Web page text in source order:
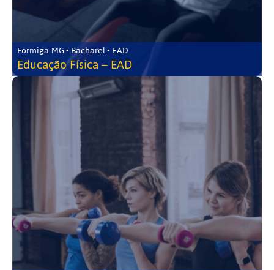
Formiga-MG • Bacharel • EAD
Educação Física – EAD